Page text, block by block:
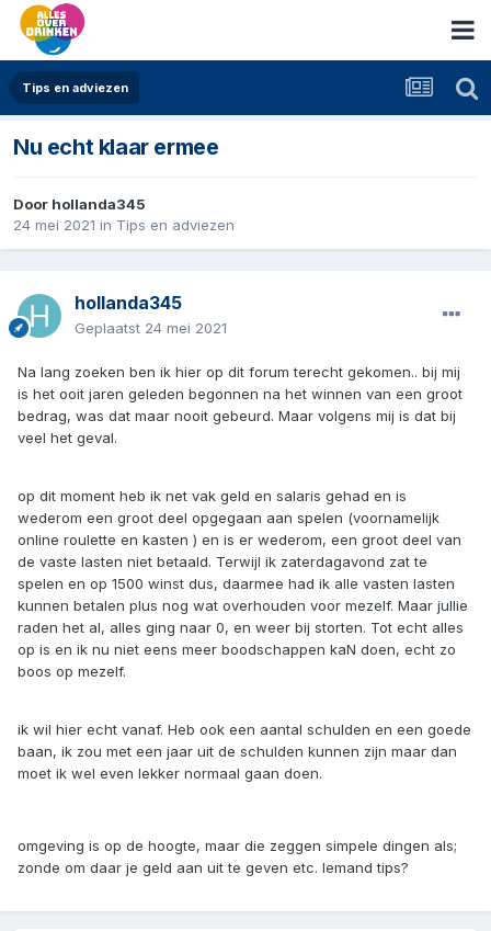
Tips en adviezen
Nu echt klaar ermee
Door hollanda345
24 mei 2021 in Tips en adviezen
hollanda345
Geplaatst 24 mei 2021
Na lang zoeken ben ik hier op dit forum terecht gekomen.. bij mij
is het ooit jaren geleden begonnen na het winnen van een groot
bedrag, was dat maar nooit gebeurd. Maar volgens mij is dat bij
veel het geval.
op dit moment heb ik net vak geld en salaris gehad en is
wederom een groot deel opgegaan aan spelen (voornamelijk
online roulette en kasten ) en is er wederom, een groot deel van
de vaste lasten niet betaald. Terwijl ik zaterdagavond zat te
spelen en op 1500 winst dus, daarmee had ik alle vasten lasten
kunnen betalen plus nog wat overhouden voor mezelf. Maar jullie
raden het al, alles ging naar 0, en weer bij storten. Tot echt alles
op is en ik nu niet eens meer boodschappen kaN doen, echt zo
boos op mezelf.
ik wil hier echt vanaf. Heb ook een aantal schulden en een goede
baan, ik zou met een jaar uit de schulden kunnen zijn maar dan
moet ik wel even lekker normaal gaan doen.
omgeving is op de hoogte, maar die zeggen simpele dingen als;
zonde om daar je geld aan uit te geven etc. Iemand tips?